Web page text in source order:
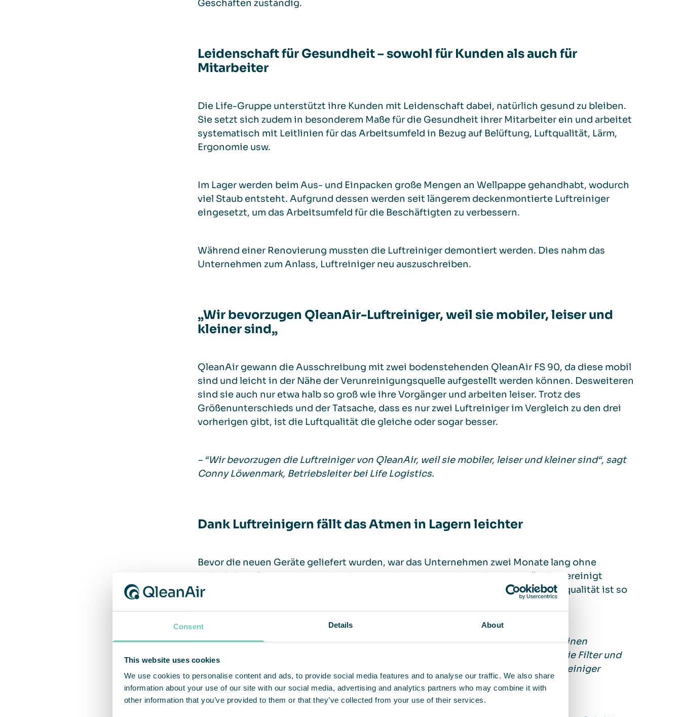
Consent Details About
This website uses cookies
We use cookies to personalise content and ads, to provide social media features and to analyse our traffic. We also share
information about your use of our site with our social media, advertising and analytics partners who may combine it with
other information that you’ve provided to them or that they’ve collected from your use of their services.
Geschäften zuständig.
Leidenschaft für Gesundheit – sowohl für Kunden als auch für
Mitarbeiter
Die Life-Gruppe unterstützt ihre Kunden mit Leidenschaft dabei, natürlich gesund zu bleiben.
Sie setzt sich zudem in besonderem Maße für die Gesundheit ihrer Mitarbeiter ein und arbeitet
systematisch mit Leitlinien für das Arbeitsumfeld in Bezug auf Belüftung, Luftqualität, Lärm,
Ergonomie usw.
Im Lager werden beim Aus- und Einpacken große Mengen an Wellpappe gehandhabt, wodurch
viel Staub entsteht. Aufgrund dessen werden seit längerem deckenmontierte Luftreiniger
eingesetzt, um das Arbeitsumfeld für die Beschäftigten zu verbessern.
Während einer Renovierung mussten die Luftreiniger demontiert werden. Dies nahm das
Unternehmen zum Anlass, Luftreiniger neu auszuschreiben.
„Wir bevorzugen QleanAir-Luftreiniger, weil sie mobiler, leiser und
kleiner sind„
QleanAir gewann die Ausschreibung mit zwei bodenstehenden QleanAir FS 90, da diese mobil
sind und leicht in der Nähe der Verunreinigungsquelle aufgestellt werden können. Desweiteren
sind sie auch nur etwa halb so groß wie ihre Vorgänger und arbeiten leiser. Trotz des
Größenunterschieds und der Tatsache, dass es nur zwei Luftreiniger im Vergleich zu den drei
vorherigen gibt, ist die Luftqualität die gleiche oder sogar besser.
– “Wir bevorzugen die Luftreiniger von QleanAir, weil sie mobiler, leiser und kleiner sind“, sagt
Conny Löwenmark, Betriebsleiter bei Life Logistics.
Dank Luftreinigern fällt das Atmen in Lagern leichter
Bevor die neuen Geräte geliefert wurden, war das Unternehmen zwei Monate lang ohne
Luftreiniger. Das erschwerte das Atmen und es war so schmutzig, dass ständig gereinigt
musste. Jetzt reicht es aus, einmal in der Woche sauber zu machen. Und die Luftqualität ist so
– “Die Zusammenarbeit mit QleanAir gestaltet sich denkbar einfach. Wir haben einen
Wartungsvertrag abgeschlossen, d. h. ein QleanAir-Servicetechniker wechselt die Filter und
überprüft die Luftqualität ein paar Mal im Jahr. Ansonsten bemerken wir die Luftreiniger
nicht.“